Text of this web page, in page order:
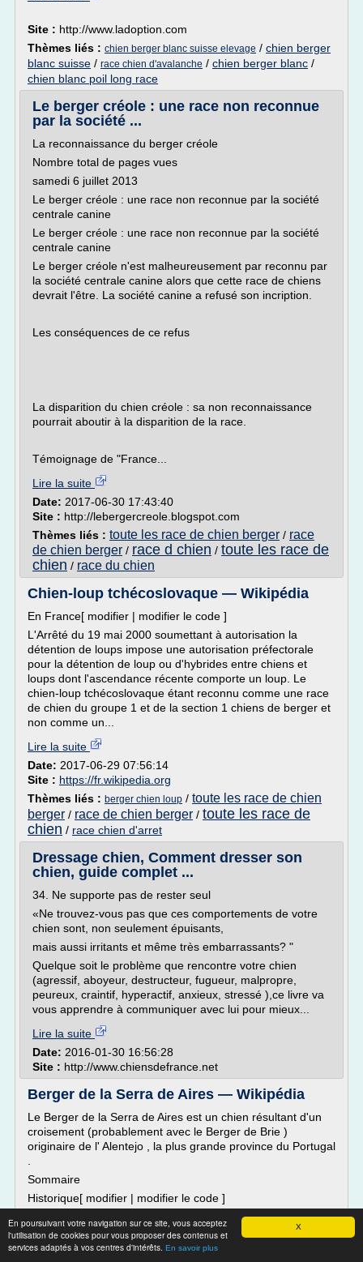
X
En poursuivant votre navigation sur ce site, vous acceptez
l'utilisation de cookies pour vous proposer des contenus et
services adaptés à vos centres d'intérêts. En savoir plus
Site : http://www.ladoption.com
Thèmes liés : chien berger blanc suisse elevage / chien berger
blanc suisse / race chien d'avalanche / chien berger blanc /
chien blanc poil long race
Le berger créole : une race non reconnue
par la société ...
La reconnaissance du berger créole
Nombre total de pages vues
samedi 6 juillet 2013
Le berger créole : une race non reconnue par la société
centrale canine
Le berger créole : une race non reconnue par la société
centrale canine
Le berger créole n'est malheureusement par reconnu par
la société centrale canine alors que cette race de chiens
devrait l'être. La société canine a refusé son incription.
Les conséquences de ce refus
La disparition du chien créole : sa non reconnaissance
pourrait aboutir à la disparition de la race.
Témoignage de "France...
Lire la suite
Date: 2017-06-30 17:43:40
Site : http://lebergercreole.blogspot.com
Thèmes liés : toute les race de chien berger / race
de chien berger / race d chien / toute les race de
chien / race du chien
Chien-loup tchécoslovaque — Wikipédia
En France[ modifier | modifier le code ]
L'Arrêté du 19 mai 2000 soumettant à autorisation la
détention de loups impose une autorisation préfectorale
pour la détention de loup ou d'hybrides entre chiens et
loups dont l'ascendance récente comporte un loup. Le
chien-loup tchécoslovaque étant reconnu comme une race
de chien du groupe 1 et de la section 1 chiens de berger et
non comme un...
Lire la suite
Date: 2017-06-29 07:56:14
Site : https://fr.wikipedia.org
Thèmes liés : berger chien loup / toute les race de chien
berger / race de chien berger / toute les race de
chien / race chien d'arret
Dressage chien, Comment dresser son
chien, guide complet ...
34. Ne supporte pas de rester seul
«Ne trouvez-vous pas que ces comportements de votre
chien sont, non seulement épuisants,
mais aussi irritants et même très embarrassants? "
Quelque soit le problème que rencontre votre chien
(agressif, aboyeur, destructeur, fugueur, malpropre,
peureux, craintif, hyperactif, anxieux, stressé ),ce livre va
vous apprendre à communiquer avec lui pour mieux...
Lire la suite
Date: 2016-01-30 16:56:28
Site : http://www.chiensdefrance.net
Berger de la Serra de Aires — Wikipédia
Le Berger de la Serra de Aires est un chien résultant d'un
croisement (probablement avec le Berger de Brie )
originaire de l' Alentejo , la plus grande province du Portugal
Sommaire
Historique[ modifier | modifier le code ]
L' Alentejo est un gigantesque océan de plaines avec des
collines de faibles altitudes. Le climat y est rude, glacial et
venté l'hiver, torride et poussiéreux...